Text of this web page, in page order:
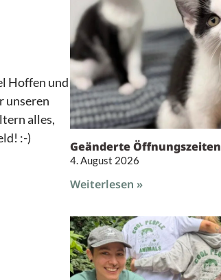
Hoffen und
unseren
alles,
:-)
Geänderte Öffnungszeiten
4. August 2026
Weiterlesen »